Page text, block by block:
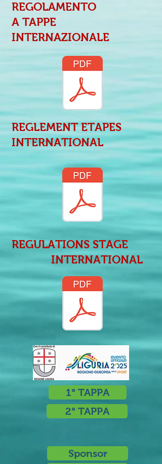
REGOLAMENTO
A TAPPE
INTERNAZIONALE
REGLEMENT ETAPES
INTERNATIONAL
REGULATIONS STAGE
INTERNATIONAL
1° TAPPA
2° TAPPA
Sponsor